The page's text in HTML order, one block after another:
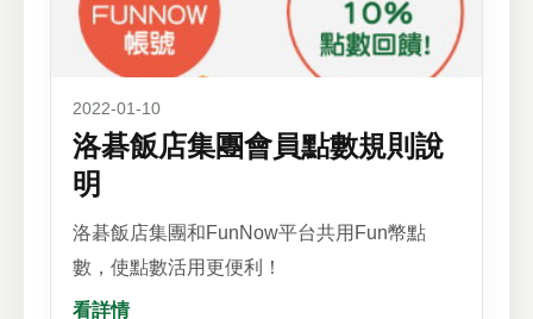
2022-01-10
洛碁飯店集團會員點數規則說
明
洛碁飯店集團和FunNow平台共用Fun幣點
數，使點數活用更便利！
看詳情